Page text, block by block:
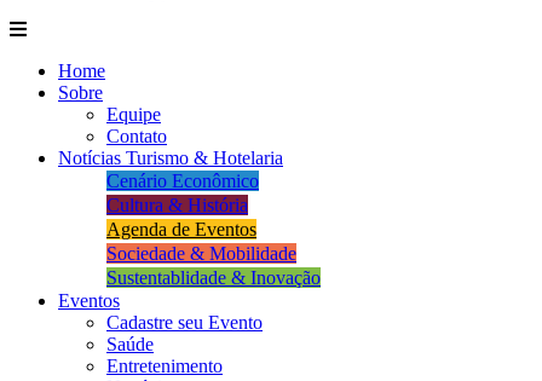
Home
Sobre
Equipe
Contato
Notícias Turismo & Hotelaria
Cenário Econômico
Cultura & História
Agenda de Eventos
Sociedade & Mobilidade
Sustentablidade & Inovação
Eventos
Cadastre seu Evento
Saúde
Entretenimento